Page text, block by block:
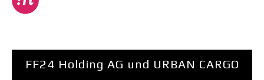
FF24 Holding AG und URBAN CARGO